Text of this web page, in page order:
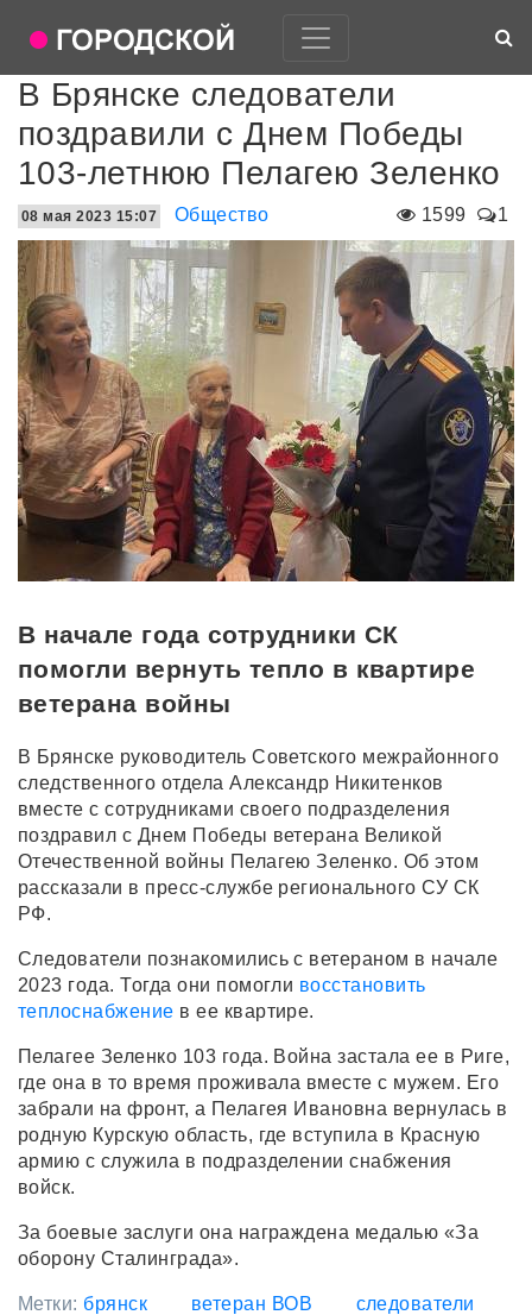
В Брянске следователи
поздравили с Днем Победы
103-летнюю Пелагею Зеленко
1599 1
08 мая 2023 15:07 Общество
В начале года сотрудники СК
помогли вернуть тепло в квартире
ветерана войны
В Брянске руководитель Советского межрайонного
следственного отдела Александр Никитенков
вместе с сотрудниками своего подразделения
поздравил с Днем Победы ветерана Великой
Отечественной войны Пелагею Зеленко. Об этом
рассказали в пресс-службе регионального СУ СК
РФ.
Следователи познакомились с ветераном в начале
2023 года. Тогда они помогли восстановить
теплоснабжение в ее квартире.
Пелагее Зеленко 103 года. Война застала ее в Риге,
где она в то время проживала вместе с мужем. Его
забрали на фронт, а Пелагея Ивановна вернулась в
родную Курскую область, где вступила в Красную
армию с служила в подразделении снабжения
войск.
За боевые заслуги она награждена медалью «За
оборону Сталинграда».
Метки: брянск ветеран ВОВ
следователи